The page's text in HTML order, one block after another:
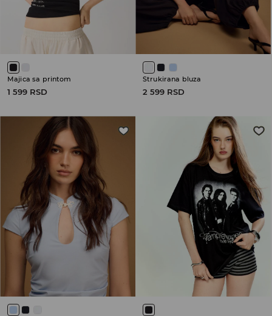
Majica sa printom
1 599 RSD
Strukirana bluza
2 599 RSD